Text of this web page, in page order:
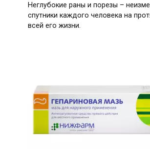
Неглубокие раны и порезы –
спутники каждого человека на
всей его жизни.